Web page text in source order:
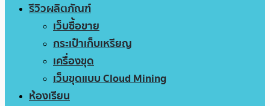
รีวิวผลิตภัณฑ์
เว็บซื้อขาย
กระเป๋าเก็บเหรียญ
เครื่องขุด
เว็บขุดแบบ Cloud Mining
ห้องเรียน